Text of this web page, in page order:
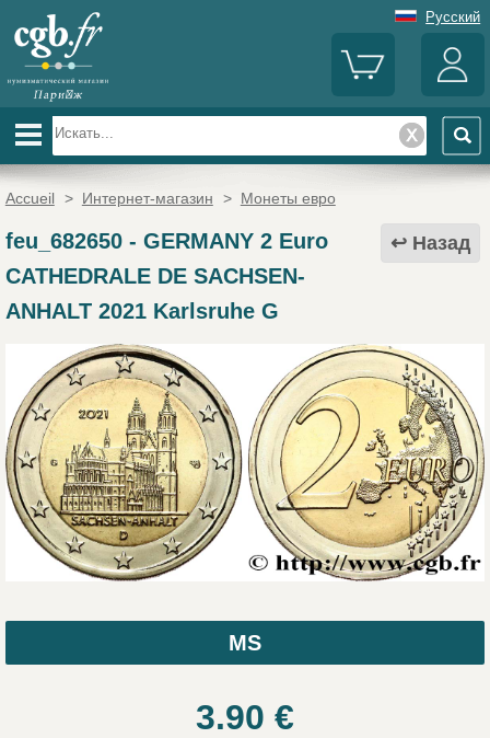
Русский
Accueil > Интернет-магазин > Монеты евро
Назад
feu_682650- GERMANY 2 Euro
CATHEDRALE DE SACHSEN-
ANHALT 2021 Karlsruhe G
MS
3.90 €